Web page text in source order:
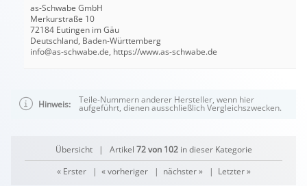
as-Schwabe GmbH
Merkurstraße 10
72184 Eutingen im Gäu
Deutschland, Baden-Württemberg
info@as-schwabe.de, https://www.as-schwabe.de
Hinweis: Teile-Nummern anderer Hersteller, wenn hier
aufgeführt, dienen ausschließlich Vergleichszwecken.
Übersicht| Artikel 72 von 102in dieser Kategorie
« Erster| « vorheriger| nächster »| Letzter »